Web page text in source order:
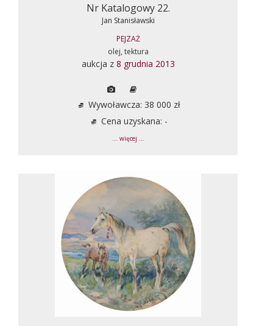
Nr Katalogowy 22.
Jan Stanisławski
PEJZAŻ
olej, tektura
aukcja z 8 grudnia 2013
Wywoławcza: 38 000 zł
Cena uzyskana: -
... więcej ...